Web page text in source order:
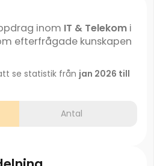
inom IT & Telekomi
efterfrågade kunskapen
se statistik från jan 2026 till
Antal